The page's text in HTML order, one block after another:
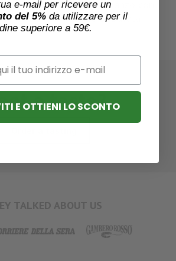
Treccia Costanzo con
latte di Bufala
a taste?
TALKED ABOUT US
e-mail per ricevere un
del 5% da utilizzare per il
superiore a 59€.
E OTTIENI LO SCONTO